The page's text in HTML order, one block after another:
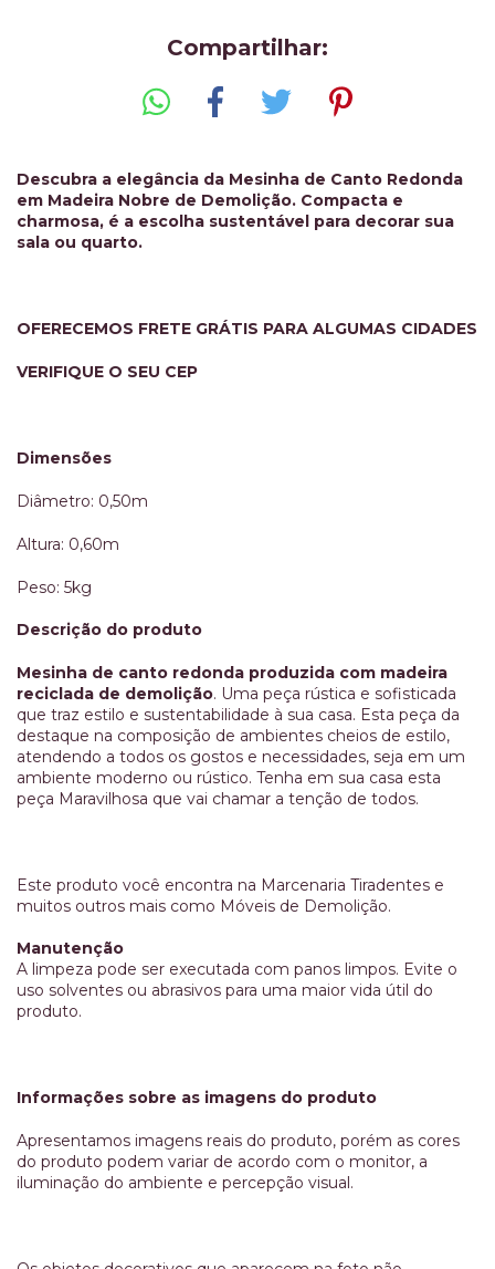
Compartilhar:
Descubra a elegância da Mesinha de Canto Redonda
em Madeira Nobre de Demolição. Compacta e
charmosa, é a escolha sustentável para decorar sua
sala ou quarto.
OFERECEMOS FRETE GRÁTIS PARA ALGUMAS CIDADES
VERIFIQUE O SEU CEP
Dimensões
Diâmetro: 0,50m
Altura: 0,60m
Peso: 5kg
Descrição do produto
Mesinha de canto redonda produzida com madeira
reciclada de demolição. Uma peça rústica e sofisticada
que traz estilo e sustentabilidade à sua casa. Esta peça da
destaque na composição de ambientes cheios de estilo,
atendendo a todos os gostos e necessidades, seja em um
ambiente moderno ou rústico. Tenha em sua casa esta
peça Maravilhosa que vai chamar a tenção de todos.
Este produto você encontra na Marcenaria Tiradentes e
muitos outros mais como Móveis de Demolição.
Manutenção
A limpeza pode ser executada com panos limpos. Evite o
uso solventes ou abrasivos para uma maior vida útil do
produto.
Informações sobre as imagens do produto
Apresentamos imagens reais do produto, porém as cores
do produto podem variar de acordo com o monitor, a
iluminação do ambiente e percepção visual.